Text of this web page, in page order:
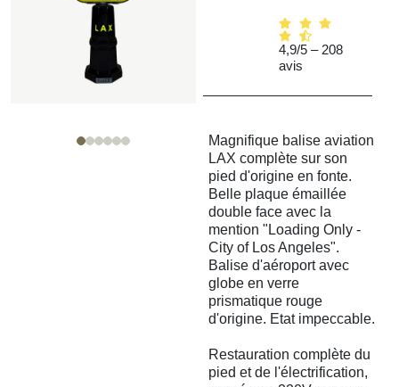
4,9/5 – 208
avis
Magnifique balise aviation
LAX complète sur son
pied d'origine en fonte.
Belle plaque émaillée
double face avec la
mention "Loading Only -
City of Los Angeles".
Balise d'aéroport avec
globe en verre
prismatique rouge
d'origine. Etat impeccable.
Restauration complète du
pied et de l'électrification,